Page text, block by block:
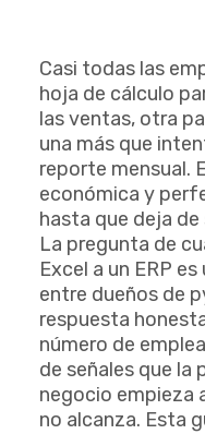
Casi todas las
hoja de cálculo
las ventas, otra
una más que
reporte mensual.
económica y
hasta que deja de
La pregunta de
Excel a un ERP
entre dueños de
respuesta
número de
de señales que la
negocio empieza
no alcanza. Esta